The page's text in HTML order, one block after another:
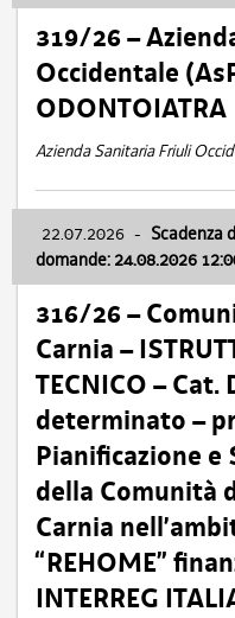
319/26 –
Occidentale
ODONTOIATRA
Azienda Sanitaria Friuli
22.07.2026 - Scadenza
domande: 24.08.2026
316/26 –
Carnia –
TECNICO – Cat.
determinato –
Pianificazione
della Comunità
Carnia
“REHOME”
INTERREG